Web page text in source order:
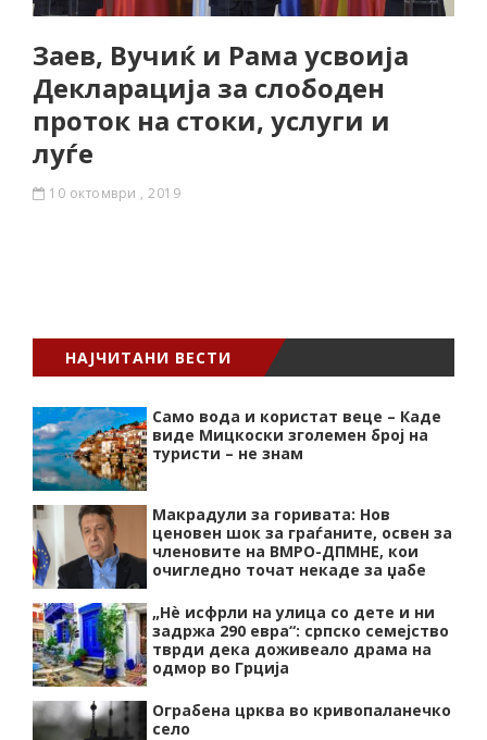
Заев, Вучиќ и Рама усвоија
Декларација за слободен
проток на стоки, услуги и
луѓе
10 октомври , 2019
НАЈЧИТАНИ ВЕСТИ
Само вода и користат веце – Каде
виде Мицкоски зголемен број на
туристи – не знам
Макрадули за горивата: Нов
ценовен шок за граѓаните, освен за
членовите на ВМРО-ДПМНЕ, кои
очигледно точат некаде за џабе
„Нѐ исфрли на улица со дете и ни
задржа 290 евра“: српско семејство
тврди дека доживеало драма на
одмор во Грција
Ограбена црква во кривопаланечко
село